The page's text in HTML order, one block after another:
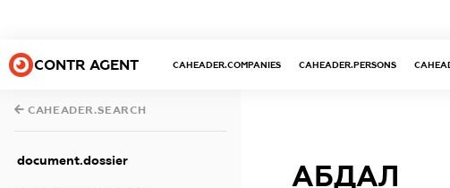
CONTR AGENT CAHEADER.COMPANIES CAHEADER.PERSONS
CAHEADER.SEARCH
document.dossier
АБДАЛ